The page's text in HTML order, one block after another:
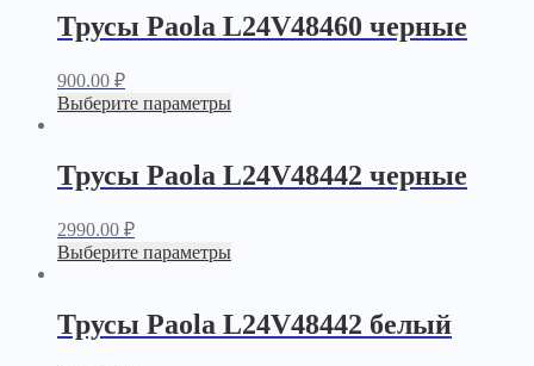
Трусы Paola L24V48460 черные
900.00 ₽
Выберите параметры
Трусы Paola L24V48442 черные
2990.00 ₽
Выберите параметры
Трусы Paola L24V48442 белый